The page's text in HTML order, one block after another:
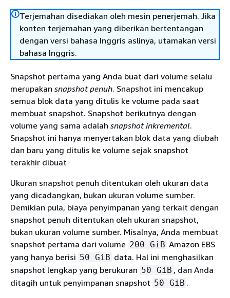
Terjemahan disediakan oleh mesin penerjemah. Jika
konten terjemahan yang diberikan bertentangan
dengan versi bahasa Inggris aslinya, utamakan versi
bahasa Inggris.
Snapshot pertama yang Anda buat dari volume selalu
merupakan snapshot penuh. Snapshot ini mencakup
semua blok data yang ditulis ke volume pada saat
membuat snapshot. Snapshot berikutnya dengan
volume yang sama adalah snapshot inkremental.
Snapshot ini hanya menyertakan blok data yang diubah
dan baru yang ditulis ke volume sejak snapshot
terakhir dibuat
Ukuran snapshot penuh ditentukan oleh ukuran data
yang dicadangkan, bukan ukuran volume sumber.
Demikian pula, biaya penyimpanan yang terkait dengan
snapshot penuh ditentukan oleh ukuran snapshot,
bukan ukuran volume sumber. Misalnya, Anda membuat
snapshot pertama dari volume 200 GiB Amazon EBS
yang hanya berisi 50 GiB data. Hal ini menghasilkan
snapshot lengkap yang berukuran 50 GiB , dan Anda
ditagih untuk penyimpanan snapshot 50 GiB .